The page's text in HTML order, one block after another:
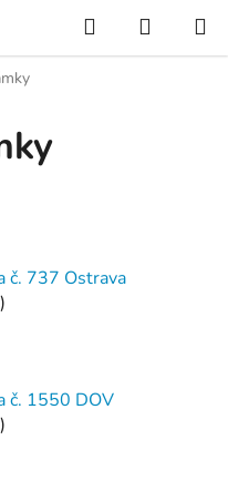
Hledat
KOŠÍK
č. 737 Ostrava
)
č. 1550 DOV
)